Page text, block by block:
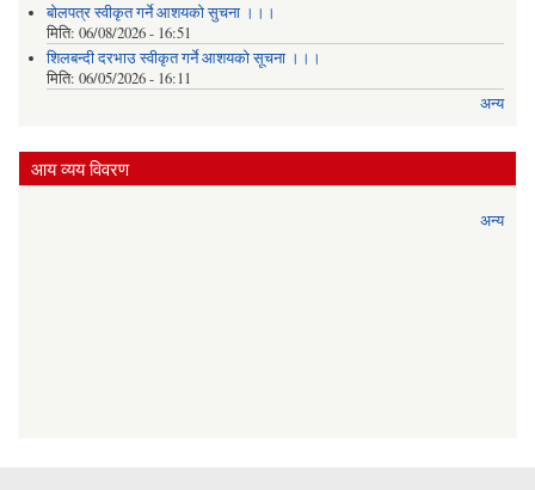
बोलपत्र स्वीकृत गर्ने आशयको सुचना ।।।
मिति: 06/08/2026 - 16:51
शिलबन्दी दरभाउ स्वीकृत गर्ने आशयको सूचना ।।।
मिति: 06/05/2026 - 16:11
अन्य
आय व्यय विवरण
अन्य